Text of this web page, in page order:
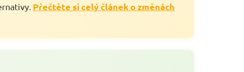
Přečtěte si celý článek o změnách